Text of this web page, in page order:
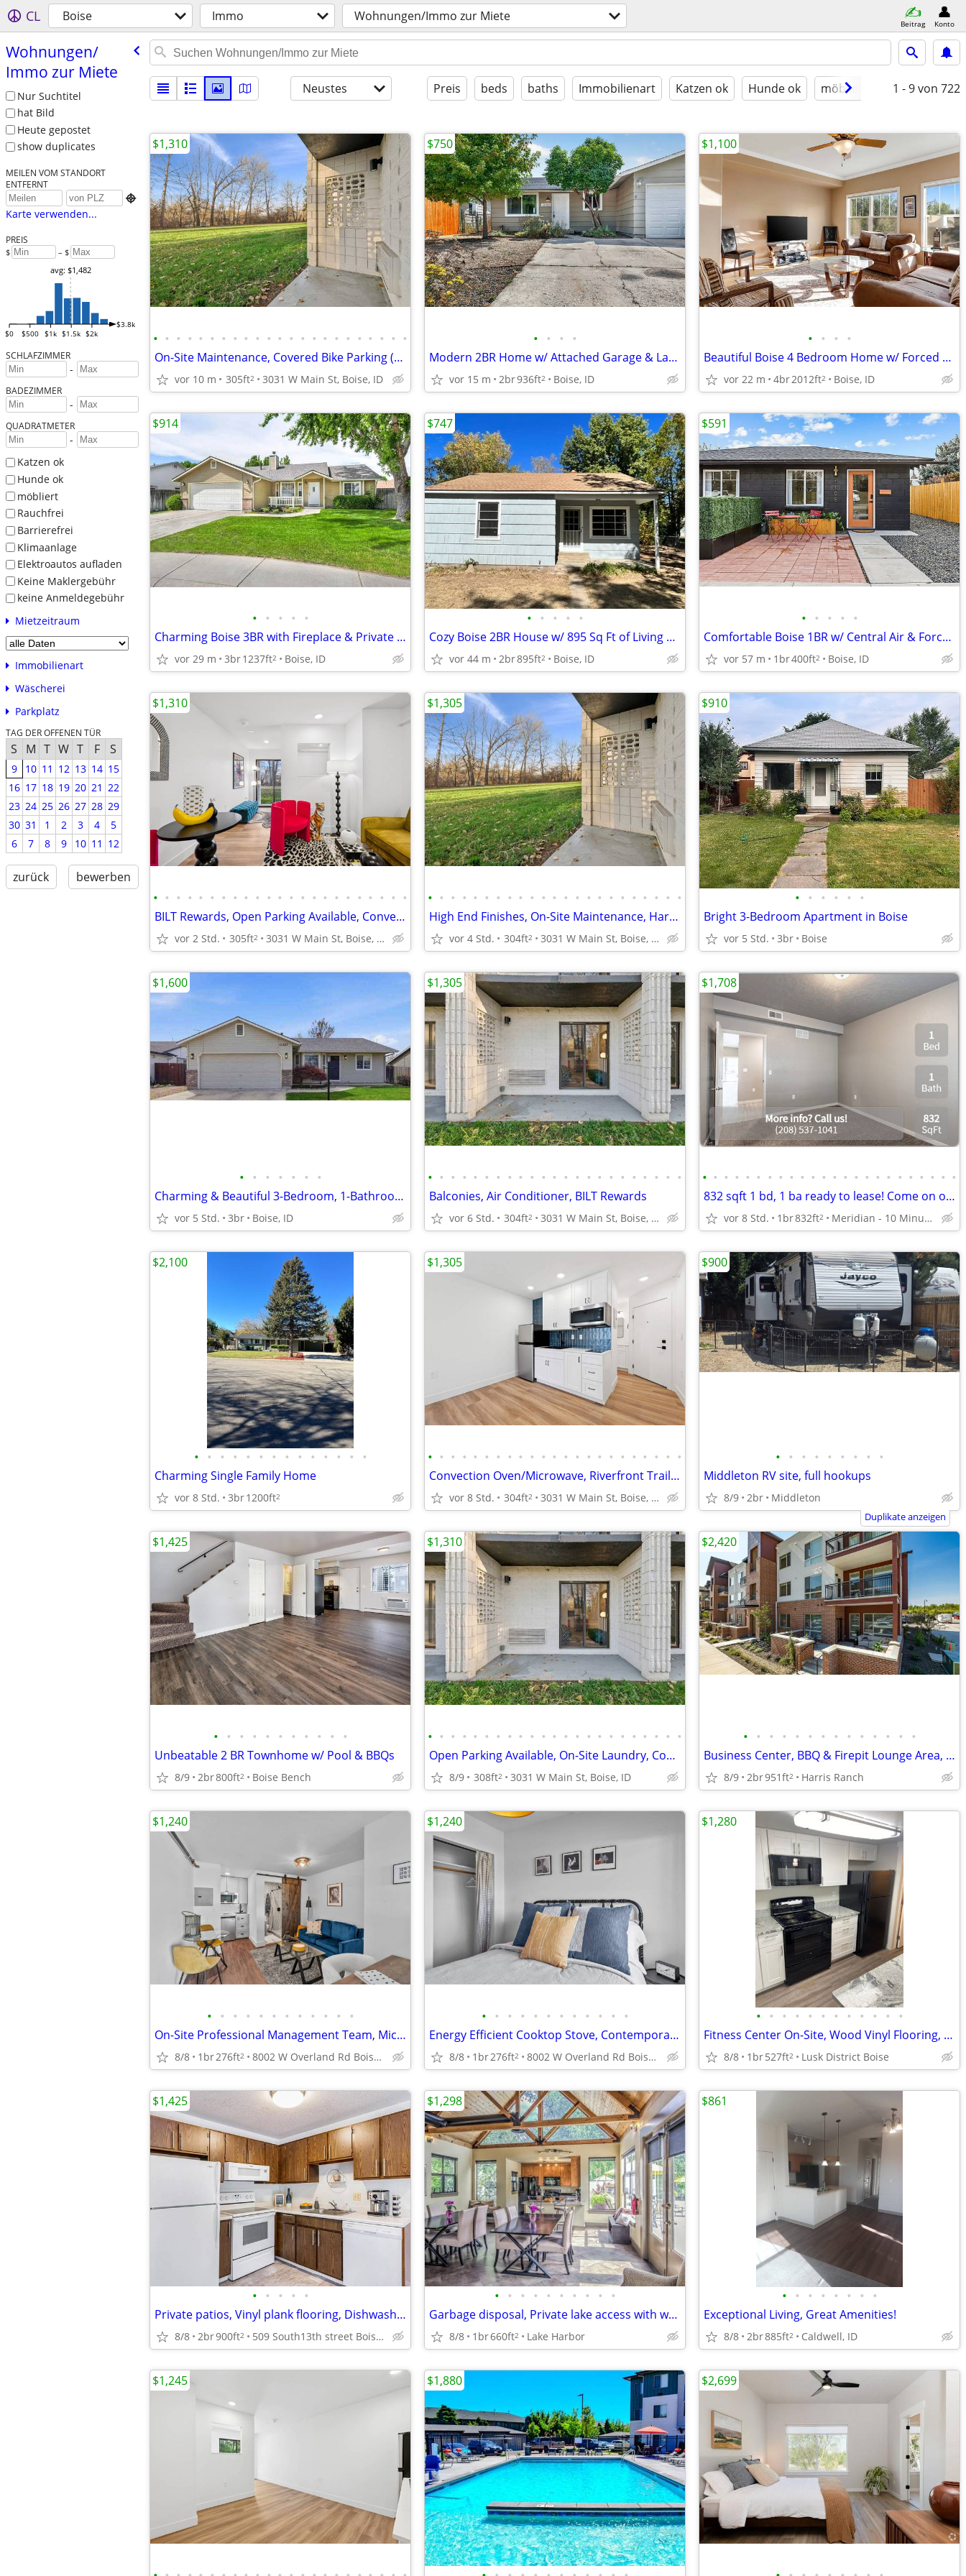
CL Boise Immo Wohnungen/Immo zur Miete Beitrag Konto
Wohnungen/​
Immo zur Miete
Nur Suchtitel
hat Bild
Heute gepostet
show duplicates
MEILEN VOM STANDORT
ENTFERNT

Karte verwenden...
PREIS
$ – $
$0 $500 $1k $1.5k $2k
$3.8k
avg: $1,482
SCHLAFZIMMER
-
BADEZIMMER
-
QUADRATMETER
-
Katzen ok
Hunde ok
möbliert
Rauchfrei
Barrierefrei
Klimaanlage
Elektroautos aufladen
Keine Maklergebühr
keine Anmeldegebühr
Mietzeitraum
Immobilienart
Wäscherei
Parkplatz
TAG DER OFFENEN TÜR
S M T W T F S
9 10 11 12 13 14 15
16 17 18 19 20 21 22
23 24 25 26 27 28 29
30 31 1 2 3 4
5
6
7 8 9 10 11 12
zurück bewerben
Neustes Preis beds baths Immobilienart Katzen ok Hunde ok möbliert 1 - 9von 722
• • • • • • • • • • • • • • • • • • • • • • •
On-Site Maintenance, Covered Bike Parking (Coming Soon), Balconies
vor 10 m 305ft2 3031 W Main St, Boise, ID
$1,310
• • • •
Modern 2BR Home w/ Attached Garage & Laundry
vor 15 m 2br936ft2 Boise, ID
$750
• • • •
Beautiful Boise 4 Bedroom Home w/ Forced Air Heating
vor 22 m 4br2012ft2 Boise, ID
$1,100
• • • • •
Charming Boise 3BR with Fireplace & Private Garage
vor 29 m 3br1237ft2 Boise, ID
$914
• • • • •
Cozy Boise 2BR House w/ 895 Sq Ft of Living Space
vor 44 m 2br895ft2 Boise, ID
$747
• • • • •
Comfortable Boise 1BR w/ Central Air & Forced Heat
vor 57 m 1br400ft2 Boise, ID
$591
• • • • • • • • • • • • • • • • • • • • • • •
BILT Rewards, Open Parking Available, Convection Oven/Microwave
vor 2 Std. 305ft2 3031 W Main St, Boise, ID
$1,310
• • • • • • • • • • • • • • • • • • • • • • •
High End Finishes, On-Site Maintenance, Hardwood Floors
vor 4 Std. 304ft2 3031 W Main St, Boise, ID
$1,305
• • • • • •
Bright 3-Bedroom Apartment in Boise
vor 5 Std. 3br Boise
$910
• • • • • • •
Charming & Beautiful 3-Bedroom, 1-Bathroom move-in ready
vor 5 Std. 3br Boise, ID
$1,600
• • • • • • • • • • • • • • • • • • • • • • •
Balconies, Air Conditioner, BILT Rewards
vor 6 Std. 304ft2 3031 W Main St, Boise, ID
$1,305
• • • • • • • • • • • • • • • • • • • • • • • •
832 sqft 1 bd, 1 ba ready to lease! Come on over and check us out!
vor 8 Std. 1br832ft2 Meridian - 10 Minute Drive to Downtown
$1,708
• • • • • • • • • • • • • •
Charming Single Family Home
vor 8 Std. 3br1200ft2
$2,100
• • • • • • • • • • • • • • • • • • • • • • •
Convection Oven/Microwave, Riverfront Trail Access, On-Site Laundry
vor 8 Std. 304ft2 3031 W Main St, Boise, ID
$1,305
• • • • • • • • •
Middleton RV site, full hookups
8/9 2br Middleton
$900
Duplikate anzeigen
• • • • • • • • • • •
Unbeatable 2 BR Townhome w/ Pool & BBQs
8/9 2br800ft2 Boise Bench
$1,425
• • • • • • • • • • • • • • • • • • • • • • •
Open Parking Available, On-Site Laundry, Convection Oven/Microwave
8/9 308ft2 3031 W Main St, Boise, ID
$1,310
• • • • • • • • • • • • • •
Business Center, BBQ & Firepit Lounge Area, Stainless Steal Appliances
8/9 2br951ft2 Harris Ranch
$2,420
• • • • • • • • • • • •
On-Site Professional Management Team, Microwave, BILT Rewards
8/8 1br276ft2 8002 W Overland Rd Boise ID 83709
$1,240
• • • • • • • • • • • •
Energy Efficient Cooktop Stove, Contemporary Lighting, Modern appeal
8/8 1br276ft2 8002 W Overland Rd Boise ID 83709
$1,240
• • • • • • • • • • • •
Fitness Center On-Site, Wood Vinyl Flooring, Tour Today
8/8 1br527ft2 Lusk District Boise
$1,280
• • • • •
Private patios, Vinyl plank flooring, Dishwasher
8/8 2br900ft2 509 South13th street Boise ID 83702
$1,425
• • • • • • • • • •
Garbage disposal, Private lake access with walking path, Cable ready
8/8 1br660ft2 Lake Harbor
$1,298
• • • • • • • •
Exceptional Living, Great Amenities!
8/8 2br885ft2 Caldwell, ID
$861
$1,245 $1,880 $2,699